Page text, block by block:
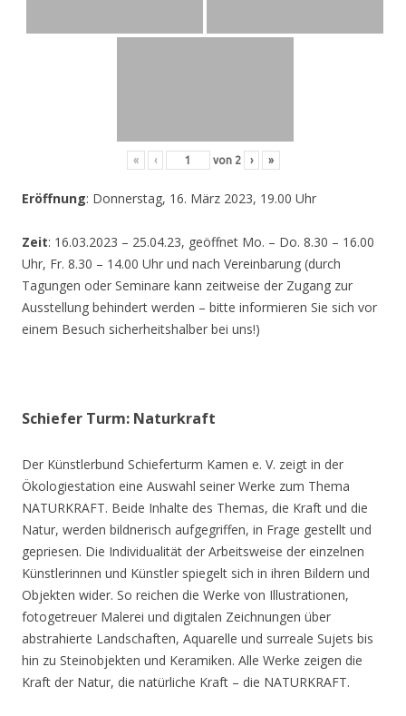
« ‹ von 2 › »
Eröffnung: Donnerstag, 16. März 2023, 19.00 Uhr
Zeit: 16.03.2023 – 25.04.23, geöffnet Mo. – Do. 8.30 – 16.00
Uhr, Fr. 8.30 – 14.00 Uhr und nach Vereinbarung (durch
Tagungen oder Seminare kann zeitweise der Zugang zur
Ausstellung behindert werden – bitte informieren Sie sich vor
einem Besuch sicherheitshalber bei uns!)
Schiefer Turm: Naturkraft
Der Künstlerbund Schieferturm Kamen e. V. zeigt in der
Ökologiestation eine Auswahl seiner Werke zum Thema
NATURKRAFT. Beide Inhalte des Themas, die Kraft und die
Natur, werden bildnerisch aufgegriffen, in Frage gestellt und
gepriesen. Die Individualität der Arbeitsweise der einzelnen
Künstlerinnen und Künstler spiegelt sich in ihren Bildern und
Objekten wider. So reichen die Werke von Illustrationen,
fotogetreuer Malerei und digitalen Zeichnungen über
abstrahierte Landschaften, Aquarelle und surreale Sujets bis
hin zu Steinobjekten und Keramiken. Alle Werke zeigen die
Kraft der Natur, die natürliche Kraft – die NATURKRAFT.